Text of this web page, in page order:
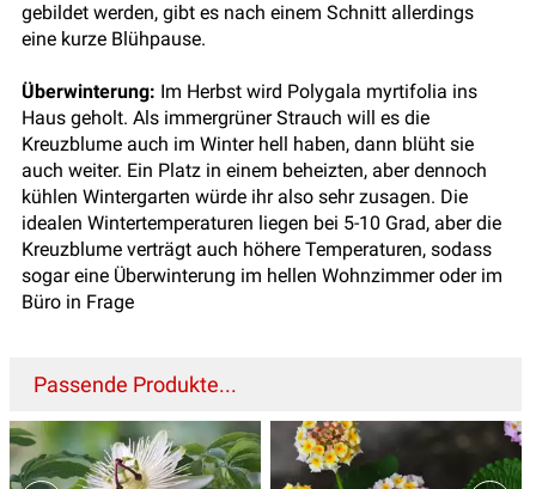
gebildet werden, gibt es nach einem Schnitt allerdings
eine kurze Blühpause.
Überwinterung: Im Herbst wird Polygala myrtifolia ins
Haus geholt. Als immergrüner Strauch will es die
Kreuzblume auch im Winter hell haben, dann blüht sie
auch weiter. Ein Platz in einem beheizten, aber dennoch
kühlen Wintergarten würde ihr also sehr zusagen. Die
idealen Wintertemperaturen liegen bei 5-10 Grad, aber die
Kreuzblume verträgt auch höhere Temperaturen, sodass
sogar eine Überwinterung im hellen Wohnzimmer oder im
Büro in Frage
Passende Produkte...